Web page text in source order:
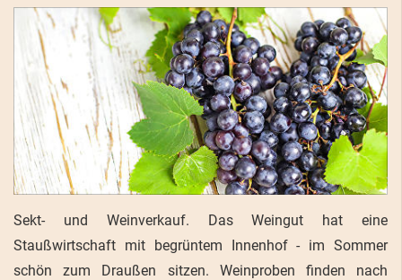
Sekt- und Weinverkauf. Das Weingut hat eine
Staußwirtschaft mit begrüntem Innenhof - im Sommer
schön zum Draußen sitzen. Weinproben finden nach